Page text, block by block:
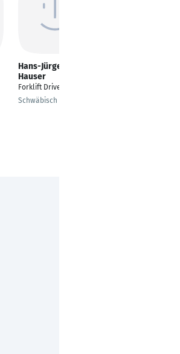
Hans-Jürgen
Hauser
Forklift Driver
Schwäbisch Gmünd